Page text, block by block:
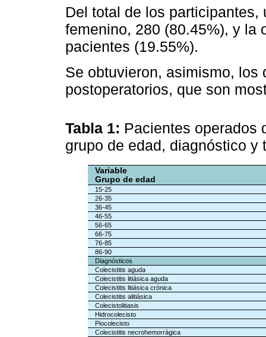
Del total de los
femenino, 280 (80.45%), y la
pacientes (19.55%).
Se obtuvieron, asimismo, los
postoperatorios, que son
Tabla 1: Pacientes operados
grupo de edad, diagnóstico y
Variable
Grupo de edad
15-25
26-35
36-45
46-55
56-65
66-75
76-85
86-90
Diagnósticos
Colecistitis aguda
Colecistitis litiásica aguda
Colecistitis litiásica crónica
Colecistitis alitiásica
Colecistolitiasis
Hidrocolecisto
Piocolecisto
Colecistitis necrohemorrágica